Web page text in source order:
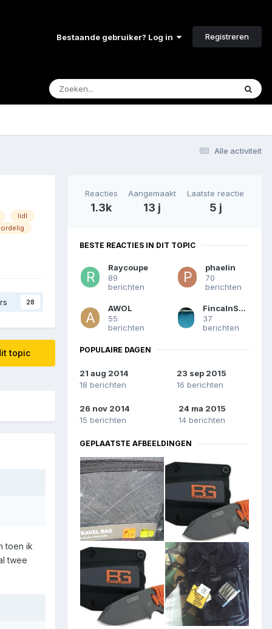
Bestaande gebruiker? Log in Registreren
Alle activiteit
lidl
28
topic
toen ik
twee
Reacties
1.3k
Aangemaakt
13 j
Laatste reactie
5 j
BESTE REACTIES IN DIT TOPIC
Raycoupe
89
berichten
phaelin
70
berichten
AWOL
55
berichten
FincaInSpanje
37
berichten
POPULAIRE DAGEN
21 aug 2014
18 berichten
23 sep 2015
16 berichten
26 nov 2014
15 berichten
24 ma 2015
14 berichten
GEPLAATSTE AFBEELDINGEN